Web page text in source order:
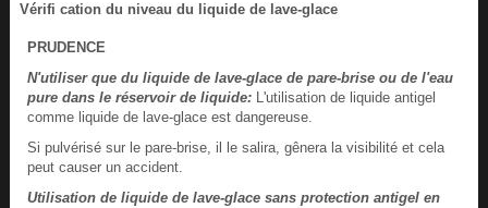
Vérifi cation du niveau du liquide de lave-glace
PRUDENCE
N'utiliser que du liquide de lave-glace de pare-brise ou de l'eau
pure dans le réservoir de liquide:L'utilisation de liquide antigel
comme liquide de lave-glace est dangereuse.
Si pulvérisé sur le pare-brise, il le salira, gênera la visibilité et cela
peut causer un accident.
Utilisation de liquide de lave-glace sans protection antigel en